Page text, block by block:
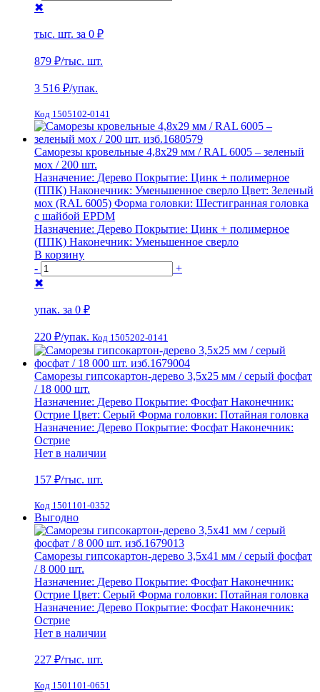
✖
тыс. шт. за 0 ₽
879 ₽/тыс. шт.
3 516 ₽/упак.
Код 1505102-0141
Саморезы кровельные 4,8х29 мм / RAL 6005 – зеленый
мох / 200 шт.
Назначение: Дерево Покрытие: Цинк + полимерное
(ППК) Наконечник: Уменьшенное сверло Цвет: Зеленый
мох (RAL 6005) Форма головки: Шестигранная головка
с шайбой EPDM
Назначение: Дерево Покрытие: Цинк + полимерное
(ППК) Наконечник: Уменьшенное сверло
В корзину
-
+
✖
упак. за 0 ₽
220 ₽/упак. Код 1505202-0141
Саморезы гипсокартон-дерево 3,5х25 мм / серый фосфат
/ 18 000 шт.
Назначение: Дерево Покрытие: Фосфат Наконечник:
Острие Цвет: Серый Форма головки: Потайная головка
Назначение: Дерево Покрытие: Фосфат Наконечник:
Острие
Нет в наличии
157 ₽/тыс. шт.
Код 1501101-0352
Выгодно
Саморезы гипсокартон-дерево 3,5х41 мм / серый фосфат
/ 8 000 шт.
Назначение: Дерево Покрытие: Фосфат Наконечник:
Острие Цвет: Серый Форма головки: Потайная головка
Назначение: Дерево Покрытие: Фосфат Наконечник:
Острие
Нет в наличии
227 ₽/тыс. шт.
Код 1501101-0651